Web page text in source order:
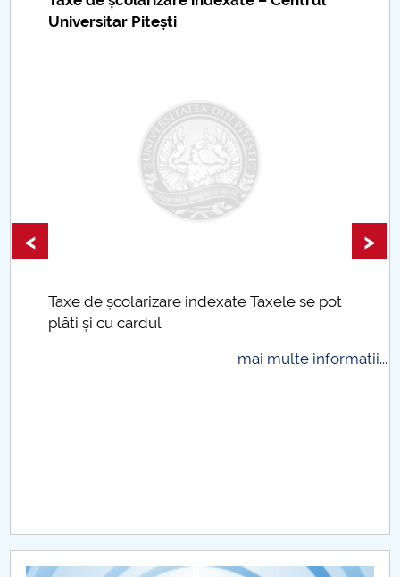
Universitar Pitești
Taxe de școlarizare indexate Taxele se pot
plăti și cu cardul
mai multe informatii...
< >